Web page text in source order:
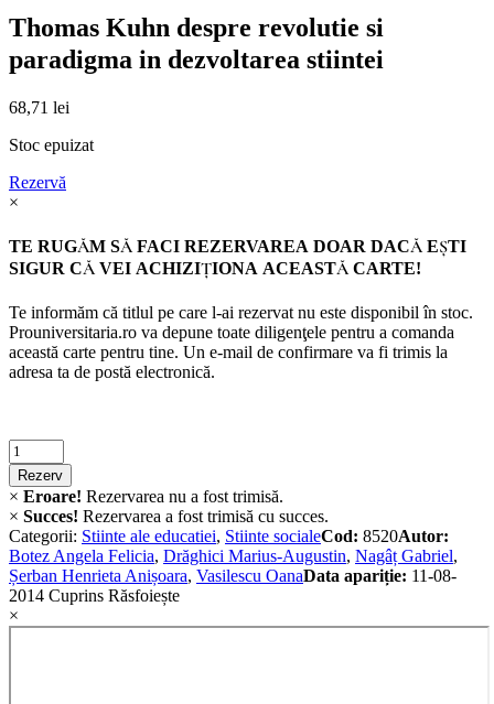
Thomas Kuhn despre revolutie si
paradigma in dezvoltarea stiintei
68,71 lei
Stoc epuizat
Rezervă
×
TE RUGĂM SĂ FACI REZERVAREA DOAR DACĂ EŞTI
SIGUR CĂ VEI ACHIZIŢIONA ACEASTĂ CARTE!
Te informăm că titlul pe care l-ai rezervat nu este disponibil în stoc.
Prouniversitaria.ro va depune toate diligenţele pentru a comanda
această carte pentru tine. Un e-mail de confirmare va fi trimis la
adresa ta de postă electronică.
Criminalistica
quantity
Rezerv
× Eroare! Rezervarea nu a fost trimisă.
× Succes! Rezervarea a fost trimisă cu succes.
Categorii: Stiinte ale educatiei, Stiinte socialeCod: 8520Autor:
Botez Angela Felicia, Drăghici Marius-Augustin, Nagâț Gabriel,
Șerban Henrieta Anișoara, Vasilescu OanaData apariție: 11-08-
2014 Cuprins Răsfoiește
×